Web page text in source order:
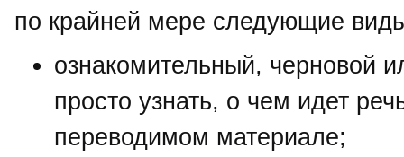
по крайней мере следующие
ознакомительный, черновой
просто узнать, о чем идет
переводимом материале;